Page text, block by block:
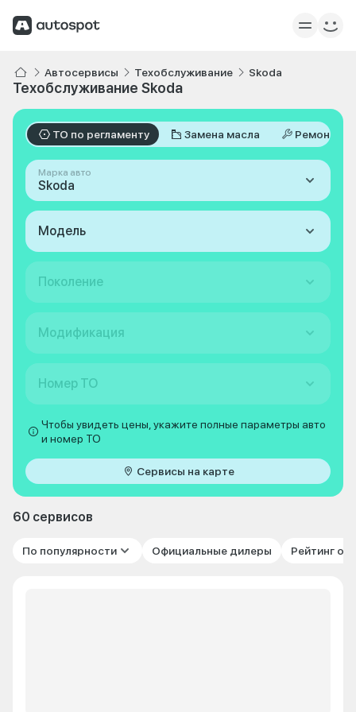
Автосервисы Техобслуживание Skoda
Техобслуживание Skoda
ТО по регламенту Замена масла Ремонт
Марка авто
Skoda
Модель
Поколение
Модификация
Номер ТО
Чтобы увидеть цены, укажите полные параметры авто
и номер ТО
Сервисы на карте
60 сервисов
По популярности Официальные дилеры Рейтинг